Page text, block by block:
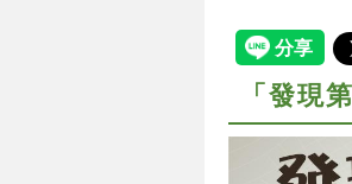
「發現